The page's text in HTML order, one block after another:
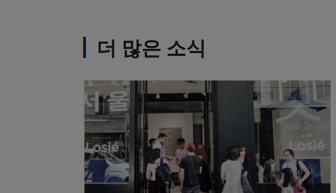
더 많은 소식